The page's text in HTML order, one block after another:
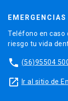
EMERGENCIAS
Teléfono en caso
riesgo tu vida
phone (56)95504
launch Ir al sitio de